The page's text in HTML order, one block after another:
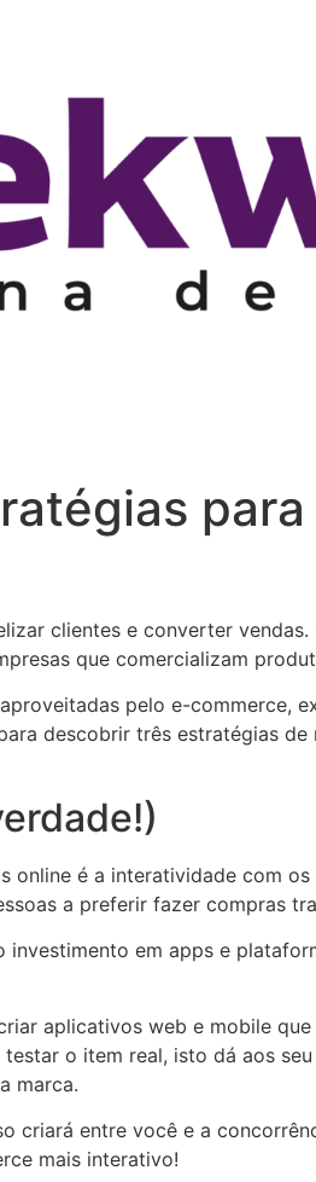
clientes e converter
que comercializam
pelo e-commerce,
descobrir três estratégias
online é a interatividade com
a preferir fazer compras
em apps e
aplicativos web e mobile
o item real, isto dá aos
marca.
criará entre você e a
mais interativo!